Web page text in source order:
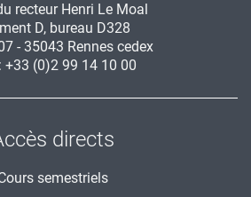
recteur Henri Le Moal
D, bureau D328
- 35043 Rennes cedex
+33 (0)2 99 14 10 00
directs
semestriels